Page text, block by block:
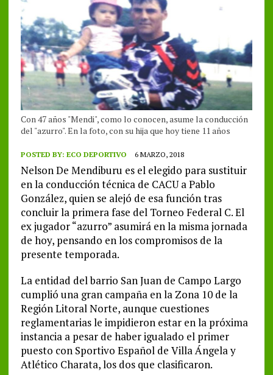
Con 47 años "Mendi", como lo conocen, asume la conducción
del "azurro". En la foto, con su hija que hoy tiene 11 años
POSTED BY: ECO DEPORTIVO 6 MARZO, 2018
Nelson De Mendiburu es el elegido para sustituir
en la conducción técnica de CACU a Pablo
González, quien se alejó de esa función tras
concluir la primera fase del Torneo Federal C. El
ex jugador “azurro” asumirá en la misma jornada
de hoy, pensando en los compromisos de la
presente temporada.
La entidad del barrio San Juan de Campo Largo
cumplió una gran campaña en la Zona 10 de la
Región Litoral Norte, aunque cuestiones
reglamentarias le impidieron estar en la próxima
instancia a pesar de haber igualado el primer
puesto con Sportivo Español de Villa Ángela y
Atlético Charata, los dos que clasificaron.